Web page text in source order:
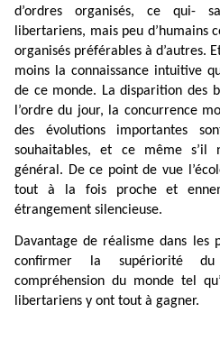
d’ordres organisés, ce qui-
libertariens, mais peu d’humains
organisés préférables à d’autres.
moins la connaissance intuitive
de ce monde. La disparition des
l’ordre du jour, la concurrence
des évolutions importantes
souhaitables, et ce même s’il
général. De ce point de vue
tout à la fois proche et
étrangement silencieuse.
Davantage de réalisme dans les
confirmer la supériorité
compréhension du monde tel
libertariens y ont tout à gagner.